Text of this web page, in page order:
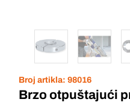
Broj artikla: 98016
Brzo otpuštajući